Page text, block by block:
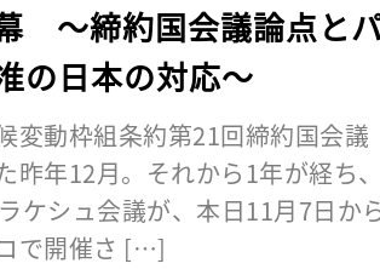
〜締約国会議論点と
の日本の対応〜
変動枠組条約第21回締約国会議
昨年12月。それから1年が経ち
ケシュ会議が、本日11月7日か
で開催さ […]